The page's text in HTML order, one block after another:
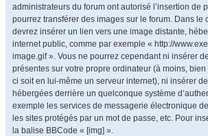
administrateurs du forum ont autorisé l’insertion de
pourrez transférer des images sur le forum. Dans le
devrez insérer un lien vers une image distante,
internet public, comme par exemple « http://
image.gif ». Vous ne pourrez cependant ni insérer
présentes sur votre propre ordinateur (à moins,
ci soit en lui-même un serveur internet), ni insérer
hébergées derrière un quelconque système
exemple les services de messagerie électronique
les sites protégés par un mot de passe, etc. Pour
la balise BBCode « [img] ».